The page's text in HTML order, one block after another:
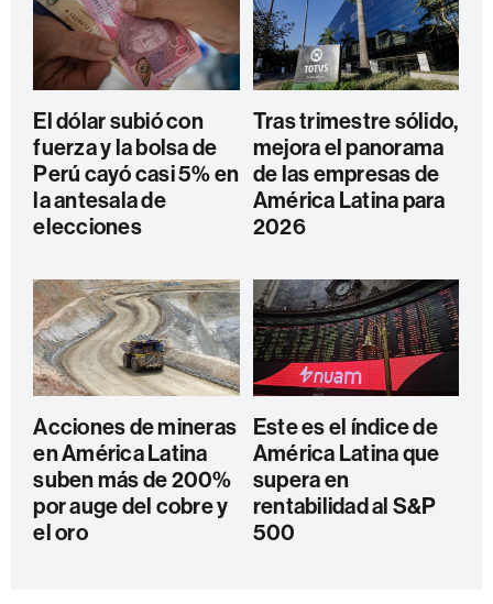
El dólar subió con
fuerza y la bolsa de
Perú cayó casi 5% en
la antesala de
elecciones
Tras trimestre sólido,
mejora el panorama
de las empresas de
América Latina para
2026
Acciones de mineras
en América Latina
suben más de 200%
por auge del cobre y
el oro
Este es el índice de
América Latina que
supera en
rentabilidad al S&P
500